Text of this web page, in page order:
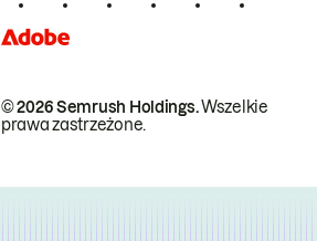
© 2026 Semrush Holdings.Wszelkie
prawa zastrzeżone.